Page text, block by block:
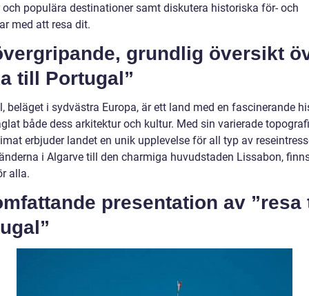
och populära destinationer samt diskutera historiska för- och
med att resa dit.
grundlig översikt
till Portugal”
beläget i sydvästra Europa, är ett land med en fascinerande
både dess arkitektur och kultur. Med sin varierade
erbjuder landet en unik upplevelse för all typ av
i Algarve till den charmiga huvudstaden Lissabon,
alla.
presentation av ”resa